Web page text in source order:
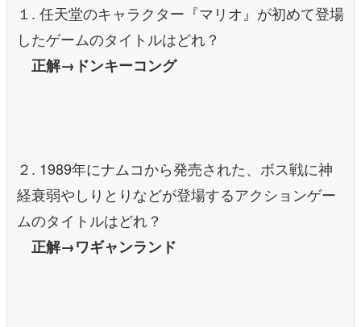
１. 任天堂のキャラクター『マリオ』が初めて登場
したゲームのタイトルはどれ？
正解→ドンキーコング
２. 1989年にナムコから発売された、ボス戦に神
経衰弱やしりとりなどが登場するアクションゲー
ムのタイトルはどれ？
正解→ワギャンランド